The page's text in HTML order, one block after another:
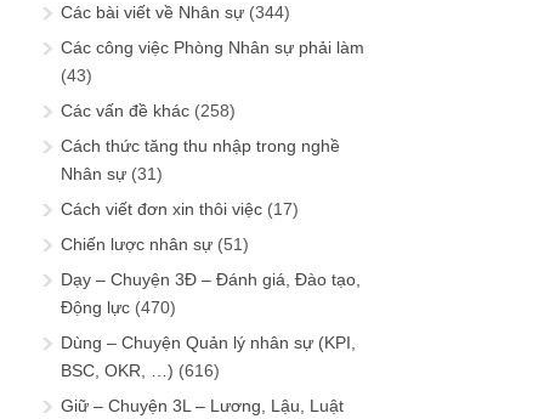
Các bài viết về Nhân sự (344)
Các công việc Phòng Nhân sự phải làm
(43)
Các vấn đề khác (258)
Cách thức tăng thu nhập trong nghề
Nhân sự (31)
Cách viết đơn xin thôi việc (17)
Chiến lược nhân sự (51)
Dạy – Chuyện 3Đ – Đánh giá, Đào tạo,
Động lực (470)
Dùng – Chuyện Quản lý nhân sự (KPI,
BSC, OKR, …) (616)
Giữ – Chuyện 3L – Lương, Lậu, Luật